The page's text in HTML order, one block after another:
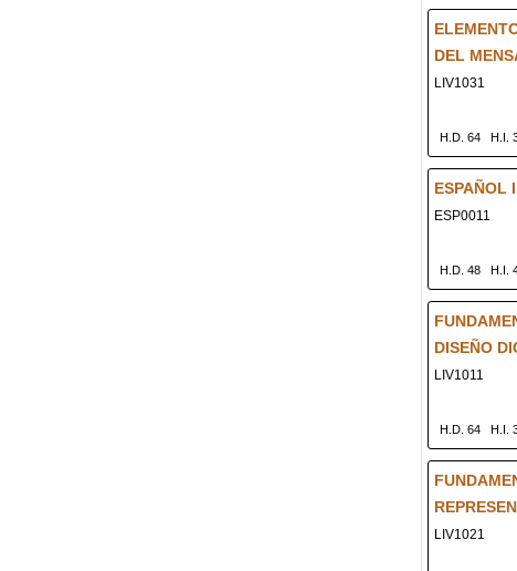
DEL
LIV1031
H.D. 64 H.I.
ESPAÑOL
ESP0011
H.D. 48 H.I.
DISEÑO
LIV1011
H.D. 64 H.I.
LIV1021